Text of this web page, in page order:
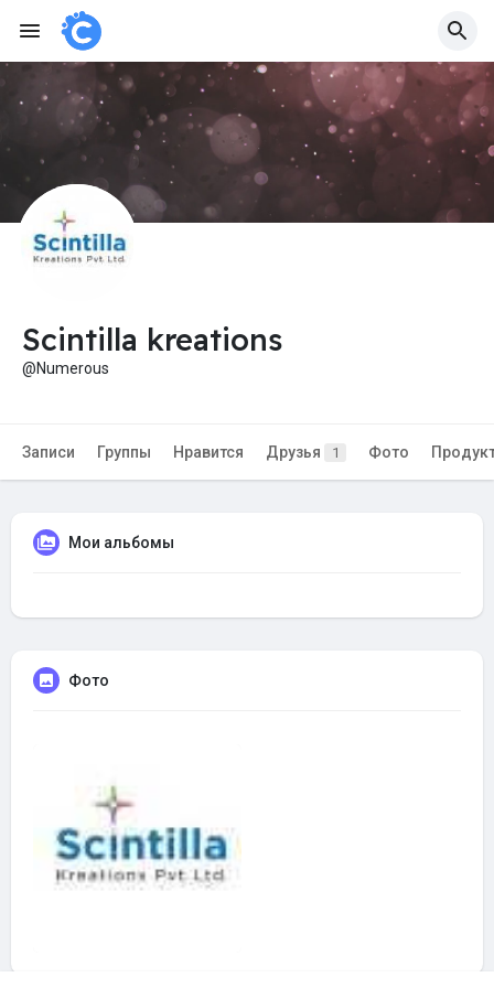
Scintilla kreations
@Numerous
Записи Группы Нравится Друзья 1 Фото
Мои альбомы
Фото